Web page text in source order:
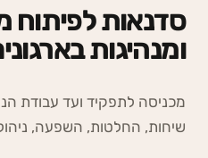
סדנאות לפיתוח
ומנהיגות
מכניסה לתפקיד ועד עבודת
שיחות, החלטות, השפעה, ניהול